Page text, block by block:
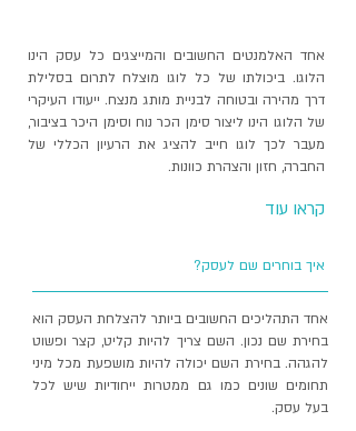
אחד האלמנטים החשובים והמייצגים כל עסק הינו
הלוגו. ביכולתו של כל לוגו מוצלח לתרום בסלילת
דרך מהירה ובטוחה לבניית מותג מנצח. ייעודו העיקרי
של הלוגו הינו ליצור סימן הכר נוח וסימן היכר בציבור,
מעבר לכך לוגו חייב להציג את הרעיון הכללי של
החברה, חזון והצהרת כוונות.
קראו עוד
איך‭ ‬בוחרים‭ ‬שם‭ ‬לעסק?
‬בחירת‭ ‬שם‭ ‬נכון‭.‬
‬בעל‭ ‬עסק‭.‬